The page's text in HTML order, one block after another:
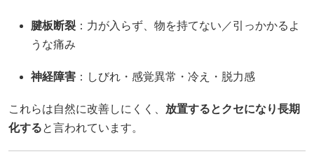
腱板断裂 ：力が入らず、物を持てない／引っかかるよ
うな痛み
神経障害 ：しびれ・感覚異常・冷え・脱力感
これらは自然に改善しにくく、 放置するとクセになり長期
化すると言われています。